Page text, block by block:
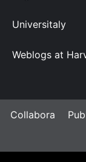
Universitaly
Weblogs at
Collabora